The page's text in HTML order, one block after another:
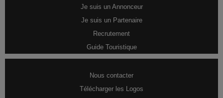
Je suis un Annonceur
Je suis un Partenaire
Recrutement
Guide Touristique
Nous contacter
Télécharger les Logos